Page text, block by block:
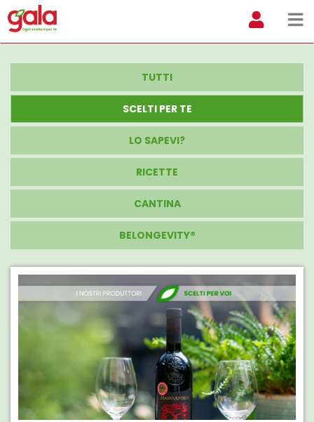
TUTTI
SCELTI PER TE
LO SAPEVI?
RICETTE
CANTINA
BELONGEVITY®